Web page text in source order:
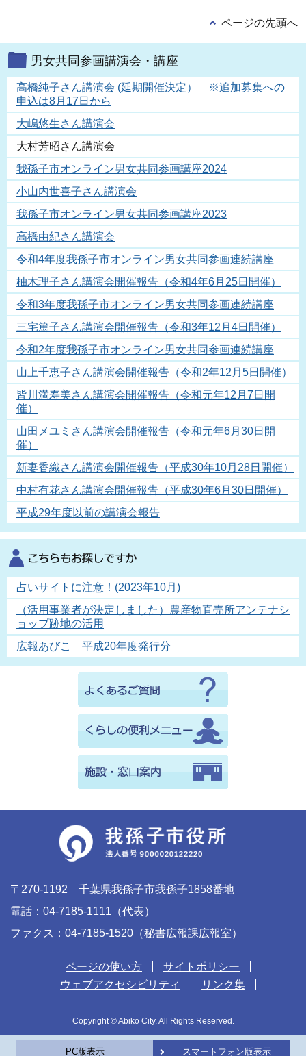
ページの先頭へ
男女共同参画講演会・講座
高橋純子さん講演会 (延期開催決定） ※追加募集への
申込は8月17日から
大嶋悠生さん講演会
大村芳昭さん講演会
我孫子市オンライン男女共同参画講座2024
小山内世喜子さん講演会
我孫子市オンライン男女共同参画講座2023
高橋由紀さん講演会
令和4年度我孫子市オンライン男女共同参画連続講座
柚木理子さん講演会開催報告（令和4年6月25日開催）
令和3年度我孫子市オンライン男女共同参画連続講座
三宅篤子さん講演会開催報告（令和3年12月4日開催）
令和2年度我孫子市オンライン男女共同参画連続講座
山上千恵子さん講演会開催報告（令和2年12月5日開催）
皆川満寿美さん講演会開催報告（令和元年12月7日開
催）
山田メユミさん講演会開催報告（令和元年6月30日開
催）
新妻香織さん講演会開催報告（平成30年10月28日開催）
中村有花さん講演会開催報告（平成30年6月30日開催）
平成29年度以前の講演会報告
占いサイトに注意！(2023年10月)
（活用事業者が決定しました）農産物直売所アンテナシ
ョップ跡地の活用
広報あびこ 平成20年度発行分
〒270-1192 千葉県我孫子市我孫子1858番地
電話：04-7185-1111（代表）
ファクス：04-7185-1520（秘書広報課広報室）
ページの使い方
サイトポリシー
ウェブアクセシビリティ
リンク集
Copyright © Abiko City. All Rights Reserved.
PC版表示 スマートフォン版表示